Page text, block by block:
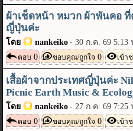
ผ้าเช็ดหน้า หมวก ผ้าพันคอ ที่
ญี่ปุ่นค่ะ
โดย nankeiko -30 ก.ค. 69 5:13
ตอบ 0 ขอบคุณ/ถูกใจ 0 เข้า
เสื้อผ้าจากประเทศญี่ปุ่นค่ะ
Picnic Earth Music &
โดย nankeiko -27 ก.ค. 69 7:25
ตอบ 0 ขอบคุณ/ถูกใจ 0 เข้า